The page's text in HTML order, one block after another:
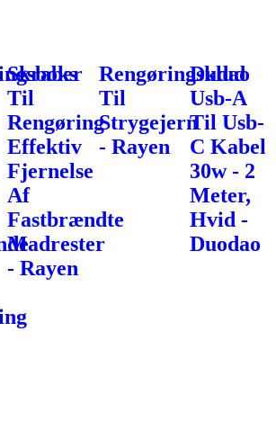
Skraber
Til
Rengøring
Effektiv
Fjernelse
Af
Fastbrændte
Madrester
- Rayen
Rengøringsklud
Til
Strygejern
- Rayen
Dudao
Usb-A
Til Usb-
C Kabel
30w - 2
Meter,
Hvid -
Duodao